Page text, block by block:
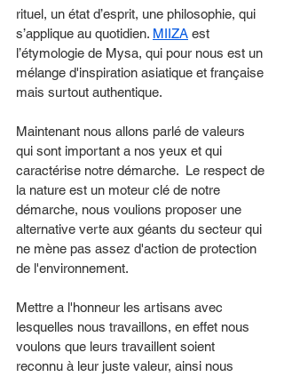
rituel, un état d’esprit, une philosophie, qui
s’applique au quotidien. MIIZA est
l’étymologie de Mysa, qui pour nous est un
mélange d'inspiration asiatique et française
mais surtout authentique.
Maintenant nous allons parlé de valeurs
qui sont important a nos yeux et qui
caractérise notre démarche.  Le respect de
la nature est un moteur clé de notre
démarche, nous voulions proposer une
alternative verte aux géants du secteur qui
ne mène pas assez d'action de protection
de l'environnement.
Mettre a l'honneur les artisans avec
lesquelles nous travaillons, en effet nous
voulons que leurs travaillent soient
reconnu à leur juste valeur, ainsi nous